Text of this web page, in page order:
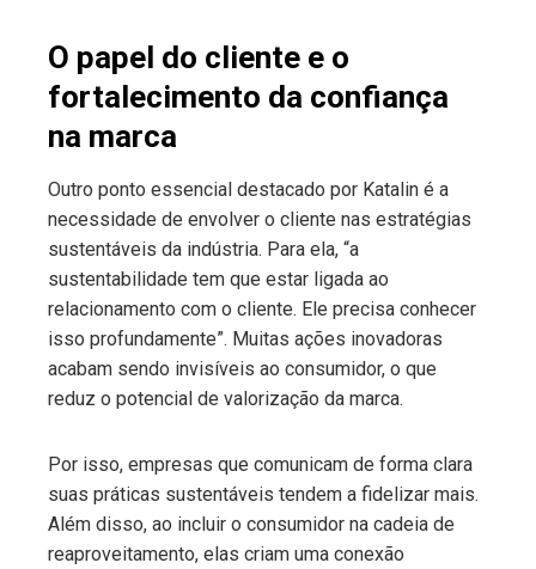
O papel do cliente e o
fortalecimento da confiança
na marca
Outro ponto essencial destacado por Katalin é a
necessidade de envolver o cliente nas estratégias
sustentáveis da indústria. Para ela, “a
sustentabilidade tem que estar ligada ao
relacionamento com o cliente. Ele precisa conhecer
isso profundamente”. Muitas ações inovadoras
acabam sendo invisíveis ao consumidor, o que
reduz o potencial de valorização da marca.
Por isso, empresas que comunicam de forma clara
suas práticas sustentáveis tendem a fidelizar mais.
Além disso, ao incluir o consumidor na cadeia de
reaproveitamento, elas criam uma conexão